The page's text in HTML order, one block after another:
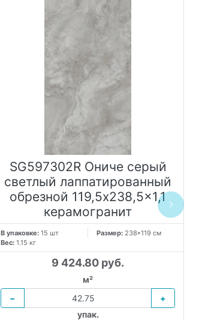
SG597302R Ониче серый
светлый лаппатированный
обрезной 119,5x238,5x1,1
керамогранит
В упаковке: 15 шт Размер: 238*119 см
Вес: 1.15 кг
9 424.80 руб.
м²
−
+
упак.